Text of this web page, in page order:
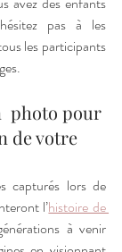
pas à les
les participants
de votre
capturés lors de
l’histoire de
à venir